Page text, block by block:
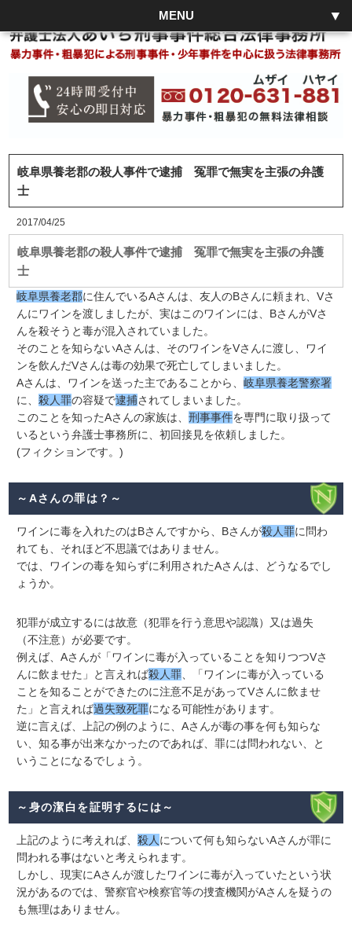
MENU
岐阜県養老郡の殺人事件で逮捕 冤罪で無実を主張の弁護
士
2017/04/25
岐阜県養老郡の殺人事件で逮捕 冤罪で無実を主張の弁護
士
岐阜県養老郡に住んでいるAさんは、友人のBさんに頼まれ、Vさ
んにワインを渡しましたが、実はこのワインには、BさんがVさ
んを殺そうと毒が混入されていました。
そのことを知らないAさんは、そのワインをVさんに渡し、ワイ
ンを飲んだVさんは毒の効果で死亡してしまいました。
Aさんは、ワインを送った主であることから、岐阜県養老警察署
に、殺人罪の容疑で逮捕されてしまいました。
このことを知ったAさんの家族は、刑事事件を専門に取り扱って
いるという弁護士事務所に、初回接見を依頼しました。
(フィクションです。)
～Aさんの罪は？～
ワインに毒を入れたのはBさんですから、Bさんが殺人罪に問わ
れても、それほど不思議ではありません。
では、ワインの毒を知らずに利用されたAさんは、どうなるでし
ょうか。
犯罪が成立するには故意（犯罪を行う意思や認識）又は過失
（不注意）が必要です。
例えば、Aさんが「ワインに毒が入っていることを知りつつVさ
んに飲ませた」と言えれば殺人罪、「ワインに毒が入っている
ことを知ることができたのに注意不足があってVさんに飲ませ
た」と言えれば過失致死罪になる可能性があります。
逆に言えば、上記の例のように、Aさんが毒の事を何も知らな
い、知る事が出来なかったのであれば、罪には問われない、と
いうことになるでしょう。
～身の潔白を証明するには～
上記のように考えれば、殺人について何も知らないAさんが罪に
問われる事はないと考えられます。
しかし、現実にAさんが渡したワインに毒が入っていたという状
況があるのでは、警察官や検察官等の捜査機関がAさんを疑うの
も無理はありません。